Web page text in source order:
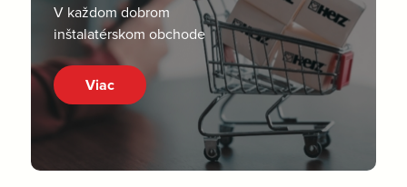
V každom dobrom
inštalatérskom obchode
Viac